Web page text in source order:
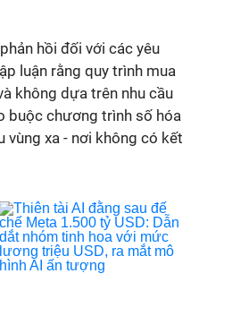
hồi đối với các yêu
luận rằng quy trình mua
không dựa trên nhu cầu
buộc chương trình số hóa
vùng xa - nơi không có kết